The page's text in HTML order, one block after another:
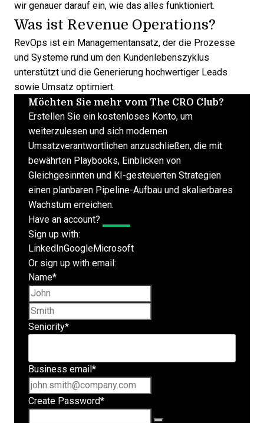
wir genauer darauf ein, wie das alles funktioniert.
Was ist Revenue Operations?
RevOps ist ein Managementansatz, der die Prozesse
und Systeme rund um den Kundenlebenszyklus
unterstützt und die Generierung hochwertiger Leads
sowie Umsatz optimiert.
Möchten Sie mehr vom The CRO Club?
Erstellen Sie ein kostenloses Konto, um
weiterzulesen und sich modernen
Umsatzverantwortlichen anzuschließen, die mit
bewährten Playbooks, Einblicken von
Gleichgesinnten und KI-gesteuerten Strategien
einen planbaren Pipeline-Aufbau und skalierbares
Wachstum erreichen.
Have an account?
Sign up with:
LinkedInGoogleMicrosoft
Or sign up with email:
Name*
Seniority*
Business email *
Create Password*